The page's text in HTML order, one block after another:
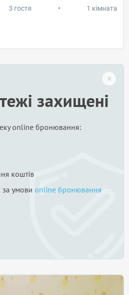
3 гостя • 1 кімната
захищені
online бронювання:
коштів
за умови online бронювання